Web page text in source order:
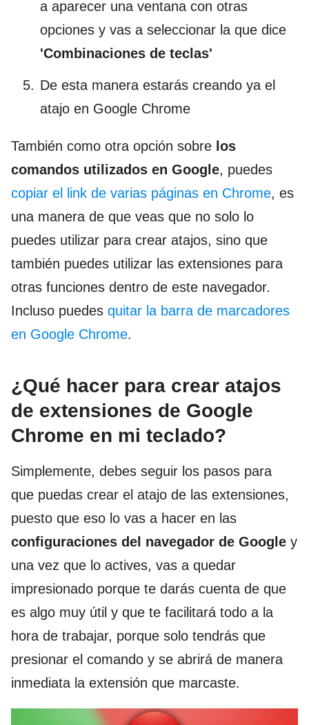
a aparecer una ventana con otras
opciones y vas a seleccionar la que dice
'Combinaciones de teclas'
De esta manera estarás creando ya el
atajo en Google Chrome
También como otra opción sobre los
comandos utilizados en Google, puedes
copiar el link de varias páginas en Chrome, es
una manera de que veas que no solo lo
puedes utilizar para crear atajos, sino que
también puedes utilizar las extensiones para
otras funciones dentro de este navegador.
Incluso puedes quitar la barra de marcadores
en Google Chrome.
¿Qué hacer para crear atajos
de extensiones de Google
Chrome en mi teclado?
Simplemente, debes seguir los pasos para
que puedas crear el atajo de las extensiones,
puesto que eso lo vas a hacer en las
configuraciones del navegador de Google y
una vez que lo actives, vas a quedar
impresionado porque te darás cuenta de que
es algo muy útil y que te facilitará todo a la
hora de trabajar, porque solo tendrás que
presionar el comando y se abrirá de manera
inmediata la extensión que marcaste.